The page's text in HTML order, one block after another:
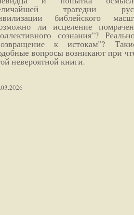
трагедии
библейского
ли исцеление
сознания"?
к истокам"?
вопросы возникают при
невероятной книги.